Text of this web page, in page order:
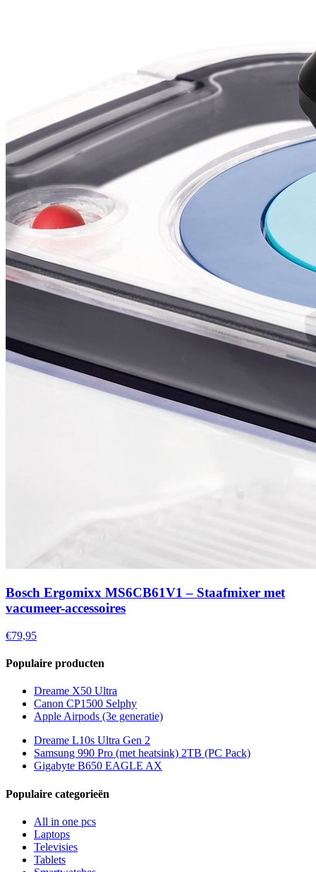
Bosch Ergomixx MS6CB61V1 – Staafmixer met
vacumeer-accessoires
€79,95
Populaire producten
Dreame X50 Ultra
Canon CP1500 Selphy
Apple Airpods (3e generatie)
Dreame L10s Ultra Gen 2
Samsung 990 Pro (met heatsink) 2TB (PC Pack)
Gigabyte B650 EAGLE AX
Populaire categorieën
All in one pcs
Laptops
Televisies
Tablets